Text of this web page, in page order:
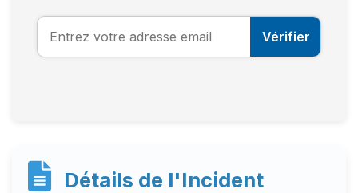
Vérifier
Détails de l'Incident